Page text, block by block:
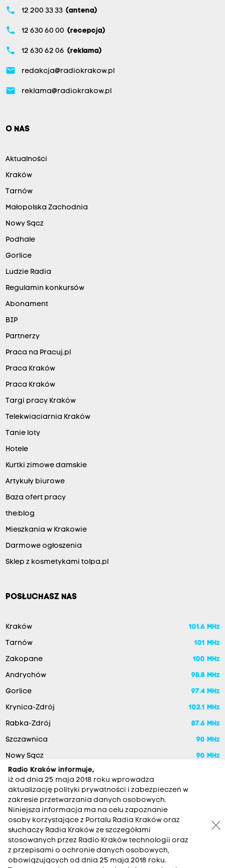
phone 12 200 33 33 (antena)
phone 12 630 60 00 (recepcja)
phone 12 630 62 06 (reklama)
email redakcja@radiokrakow.pl
email reklama@radiokrakow.pl
O NAS
Aktualności
Kraków
Tarnów
Małopolska Zachodnia
Nowy Sącz
Podhale
Gorlice
Ludzie Radia
Regulamin konkursów
Abonament
BIP
Partnerzy
Praca na Pracuj.pl
Praca Kraków
Praca Kraków
Targi pracy Kraków
Telekwiaciarnia Kraków
Tanie loty
Hotele
Kurtki zimowe damskie
Artykuły biurowe
Baza ofert pracy
the:blog
Mieszkania w Krakowie
Darmowe ogłoszenia
Sklep z kosmetykami tolpa.pl
POSŁUCHASZ NAS
Kraków 101.6 MHz
Tarnów 101 MHz
Zakopane 100 MHz
Andrychów 98.8 MHz
Gorlice 97.4 MHz
Krynica-Zdrój 102.1 MHz
Rabka-Zdrój 87.6 MHz
Szczawnica 90 MHz
Nowy Sącz 90 MHz
RADIO KRAKÓW SA. Aleja Juliusza Słowackiego 22, 30-007
Kraków
Radio Kraków informuje,
iż od dnia 25 maja 2018 roku wprowadza
aktualizację polityki prywatności i zabezpieczeń w
zakresie przetwarzania danych osobowych.
Niniejsza informacja ma na celu zapoznanie
osoby korzystające z Portalu Radia Kraków oraz
słuchaczy Radia Kraków ze szczegółami
stosowanych przez Radio Kraków technologii oraz
z przepisami o ochronie danych osobowych,
obowiązujących od dnia 25 maja 2018 roku.